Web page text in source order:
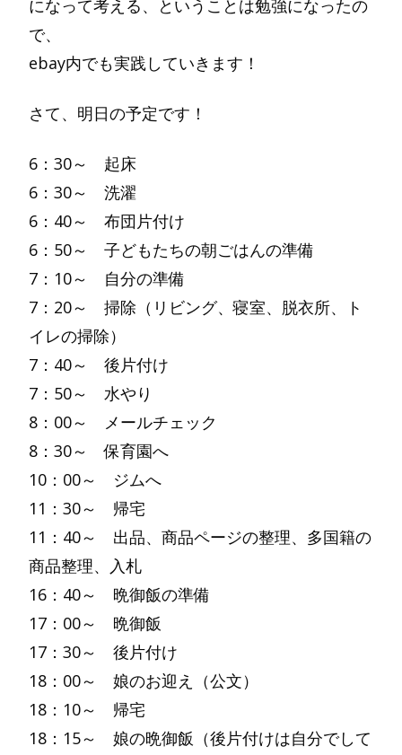
になって考える、ということは勉強になったの
で、
ebay内でも実践していきます！
さて、明日の予定です！
6：30～ 起床
6：30～ 洗濯
6：40～ 布団片付け
6：50～ 子どもたちの朝ごはんの準備
7：10～ 自分の準備
7：20～ 掃除（リビング、寝室、脱衣所、ト
イレの掃除）
7：40～ 後片付け
7：50～ 水やり
8：00～ メールチェック
8：30～ 保育園へ
10：00～ ジムへ
11：30～ 帰宅
11：40～ 出品、商品ページの整理、多国籍の
商品整理、入札
16：40～ 晩御飯の準備
17：00～ 晩御飯
17：30～ 後片付け
18：00～ 娘のお迎え（公文）
18：10～ 帰宅
18：15～ 娘の晩御飯（後片付けは自分でして